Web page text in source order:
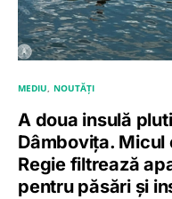
MEDIU NOUTĂȚI
A doua insulă
Dâmbovița. Micul
Regie filtrează
pentru păsări și